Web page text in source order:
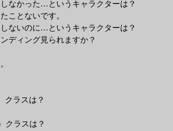
なかった…というキャラクターは？
ことないです。
ないのに…というキャラクターは？
ディング見られますか？
クラスは？
クラスは？